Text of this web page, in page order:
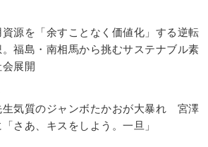
源を「余すことなく価値化」する逆転
福島・南相馬から挑むサステナブル素
展開​
生気質のジャンボたかおが大暴れ 宮澤
さあ、キスをしよう。一旦」